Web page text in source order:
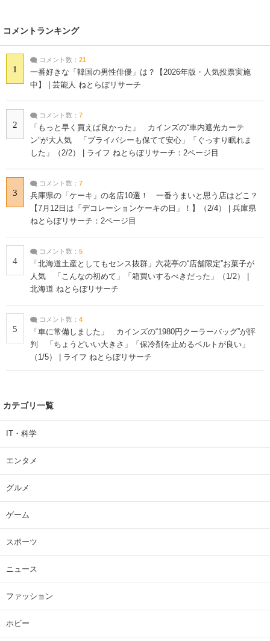
コメントランキング
1
コメント数： 21
一番好きな「韓国の男性俳優」は？【2026年版・人気投票実施
中】 | 芸能人 ねとらぼリサーチ
2
コメント数： 7
「もっと早く買えば良かった」 カインズの“車内遮光カーテ
ン”が大人気 「プライバシーも保てて安心」「ぐっすり眠れま
した」（2/2） | ライフ ねとらぼリサーチ：2ページ目
3
コメント数： 7
兵庫県の「ケーキ」の名店10選！ 一番うまいと思う店はどこ？
【7月12日は「デコレーションケーキの日」！】（2/4） | 兵庫県
ねとらぼリサーチ：2ページ目
4
コメント数： 5
「北海道土産としてもセンス抜群」六花亭の“店舗限定”お菓子が
人気 「こんなの初めて」「箱買いするべきだった」（1/2） |
北海道 ねとらぼリサーチ
5
コメント数： 4
「車に常備しました」 カインズの“1980円クーラーバッグ”が評
判 「ちょうどいい大きさ」「保冷剤を止めるベルトが良い」
（1/5） | ライフ ねとらぼリサーチ
カテゴリ一覧
IT・科学
エンタメ
グルメ
ゲーム
スポーツ
ニュース
ファッション
ホビー